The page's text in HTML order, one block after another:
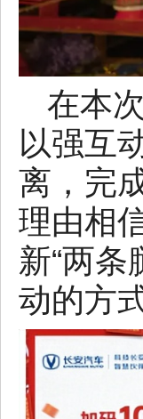
在本
以强互
离，完
理由相
新“两
动的方